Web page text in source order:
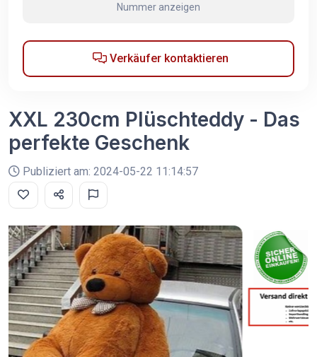
Nummer anzeigen
Verkäufer kontaktieren
XXL 230cm Plüschteddy - Das
perfekte Geschenk
Publiziert am: 2024-05-22 11:14:57